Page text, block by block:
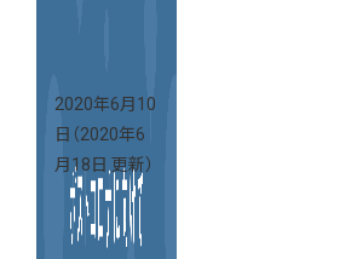
2020年6月10
日 （2020年6
月18日 更新）